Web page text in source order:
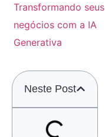
Transformando seus
negócios com a IA
Generativa
Neste Post